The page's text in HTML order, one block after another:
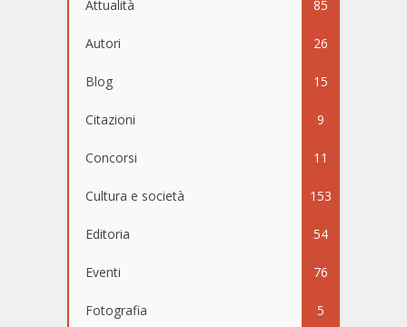
Attualità 85
Autori 26
Blog 15
Citazioni 9
Concorsi 11
Cultura e società 153
Editoria 54
Eventi 76
Fotografia 5